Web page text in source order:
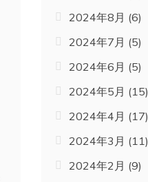
2024年8月 (6)
2024年7月 (5)
2024年6月 (5)
2024年5月 (15)
2024年4月 (17)
2024年3月 (11)
2024年2月 (9)